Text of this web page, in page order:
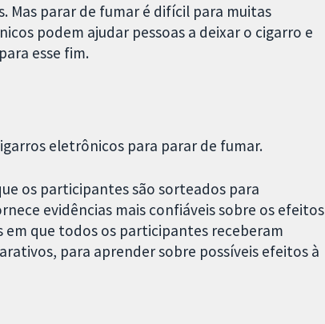
Mas parar de fumar é difícil para muitas
podem ajudar pessoas a deixar o cigarro e
esse fim.
eletrônicos para parar de fumar.
os participantes são sorteados para
evidências mais confiáveis sobre os efeitos
que todos os participantes receberam
para aprender sobre possíveis efeitos à